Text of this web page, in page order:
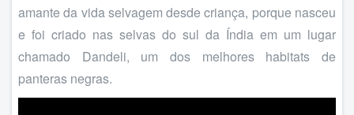
amante da vida selvagem desde criança, porque nasceu
e foi criado nas selvas do sul da Índia em um lugar
chamado Dandeli, um dos melhores habitats de
panteras negras.